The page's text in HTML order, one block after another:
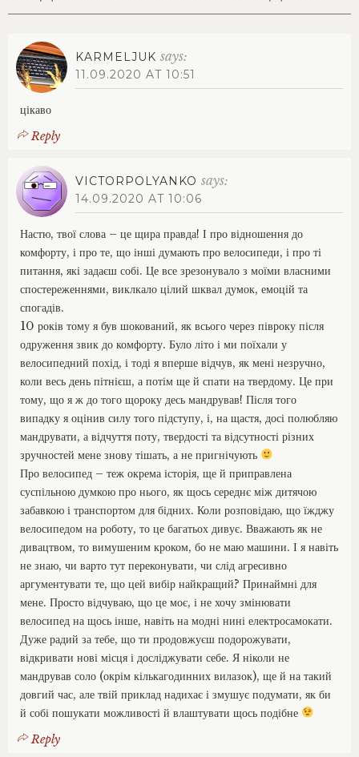
і
т
а
л
о
ї
д
ж
е
ш
о
д
а
–
б
о
л
и
у
Є
п
і
м
а
с
о
х
в
о
р
і
ю
ь
і
KARMELJUK says:
11.09.2020 AT 10:51
цікаво
Reply
VICTORPOLYANKO says:
14.09.2020 AT 10:06
Настю, твої слова – це щира правда! І про відношення до
комфорту, і про те, що інші думають про велосипеди, і про ті
питання, які задаєш собі. Це все зрезонувало з моїми власними
спостереженнями, виклкало цілий шквал думок, емоцій та
спогадів.
10 років тому я був шокований, як всього через півроку після
одруження звик до комфорту. Було літо і ми поїхали у
велосипедний похід, і тоді я вперше відчув, як мені незручно,
коли весь день пітнієш, а потім ще й спати на твердому. Це при
тому, що я ж до того щороку десь мандрував! Після того
випадку я оцінив силу того підступу, і, на щастя, досі полюбляю
мандрувати, а відчуття поту, твердості та відсутності різних
зручностей мене знову тішать, а не пригнічують
Про велосипед – теж окрема історія, ще й приправлена
суспільною думкою про нього, як щось середнє між дитячою
забавкою і транспортом для бідних. Коли розповідаю, що їжджу
велосипедом на роботу, то це багатьох дивує. Вважають як не
дивацтвом, то вимушеним кроком, бо не маю машини. І я навіть
не знаю, чи варто тут переконувати, чи слід агресивно
аргументувати те, що цей вибір найкращий? Принаймні для
мене. Просто відчуваю, що це моє, і не хочу змінювати
велосипед на щось інше, навіть на модні нині електросамокати.
Дуже радий за тебе, що ти продовжуєш подорожувати,
відкривати нові місця і досліджувати себе. Я ніколи не
мандрував соло (окрім кількагодинних вилазок), ще й на такий
довгий час, але твій приклад надихає і змушує подумати, як би
й собі пошукати можливості й влаштувати щось подібне
Reply